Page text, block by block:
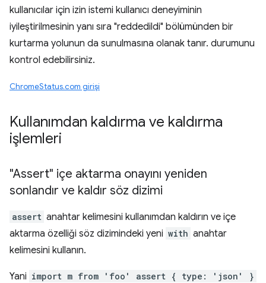
kullanıcılar için izin istemi kullanıcı deneyiminin
iyileştirilmesinin yanı sıra "reddedildi" bölümünden bir
kurtarma yolunun da sunulmasına olanak tanır. durumunu
kontrol edebilirsiniz.
ChromeStatus.com girişi
Kullanımdan kaldırma ve kaldırma
işlemleri
"Assert" içe aktarma onayını yeniden
sonlandır ve kaldır söz dizimi
assert anahtar kelimesini kullanımdan kaldırın ve içe
aktarma özelliği söz dizimindeki yeni with anahtar
kelimesini kullanın.
Yani import m from 'foo' assert { type: 'json' }